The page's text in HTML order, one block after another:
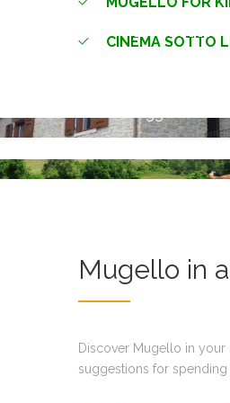
CINEMA SOTTO
Dormi
Mugello in a
Discover Mugello in your
suggestions for